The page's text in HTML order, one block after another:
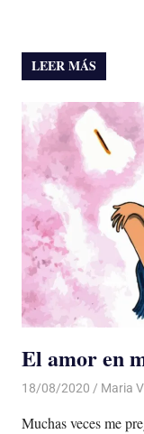
LEER MÁS
El amor en
18/08/2020 De
Maria
Muchas veces me